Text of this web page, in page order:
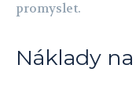
promyslet.
Náklady